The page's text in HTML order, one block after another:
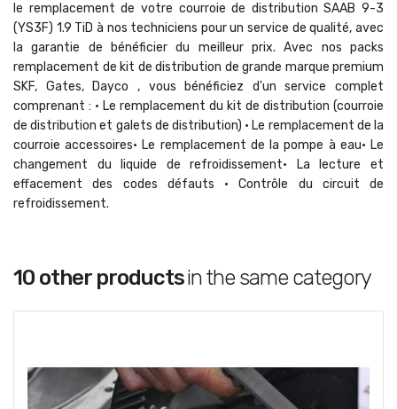
le remplacement de votre courroie de distribution SAAB 9-3
(YS3F) 1.9 TiD à nos techniciens pour un service de qualité, avec
la garantie de bénéficier du meilleur prix. Avec nos packs
remplacement de kit de distribution de grande marque premium
SKF, Gates, Dayco , vous bénéficiez d'un service complet
comprenant : • Le remplacement du kit de distribution (courroie
de distribution et galets de distribution) • Le remplacement de la
courroie accessoires• Le remplacement de la pompe à eau• Le
changement du liquide de refroidissement• La lecture et
effacement des codes défauts • Contrôle du circuit de
refroidissement.
10 other productsin the same category